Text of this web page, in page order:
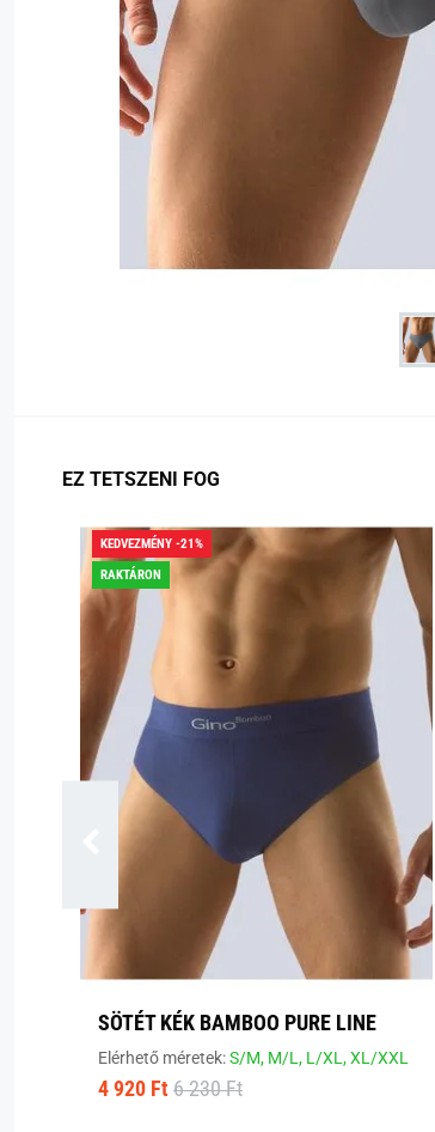
EZ TETSZENI FOG
KEDVEZMÉNY -21%
RAKTÁRON
SÖTÉT KÉK BAMBOO PURE LINE
Elérhető méretek:S/M, M/L, L/XL,XL/XXL
4 920 Ft 6 230 Ft